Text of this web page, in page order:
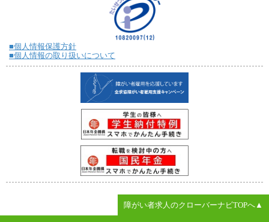
■個人情報保護方針
■個人情報の取り扱いについて
障がい者求人のクローバーナビTOPへ▲